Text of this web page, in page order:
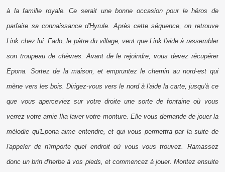
à la famille royale. Ce serait une bonne occasion pour le héros de
parfaire sa connaissance d'Hyrule. Après cette séquence, on retrouve
Link chez lui. Fado, le pâtre du village, veut que Link l'aide à rassembler
son troupeau de chèvres. Avant de le rejoindre, vous devez récupérer
Epona. Sortez de la maison, et empruntez le chemin au nord-est qui
mène vers les bois. Dirigez-vous vers le nord à l'aide la carte, jusqu'à ce
que vous aperceviez sur votre droite une sorte de fontaine où vous
verrez votre amie Ilia laver votre monture. Elle vous demande de jouer la
mélodie qu'Epona aime entendre, et qui vous permettra par la suite de
l'appeler de n'importe quel endroit où vous vous trouvez. Ramassez
donc un brin d'herbe à vos pieds, et commencez à jouer. Montez ensuite